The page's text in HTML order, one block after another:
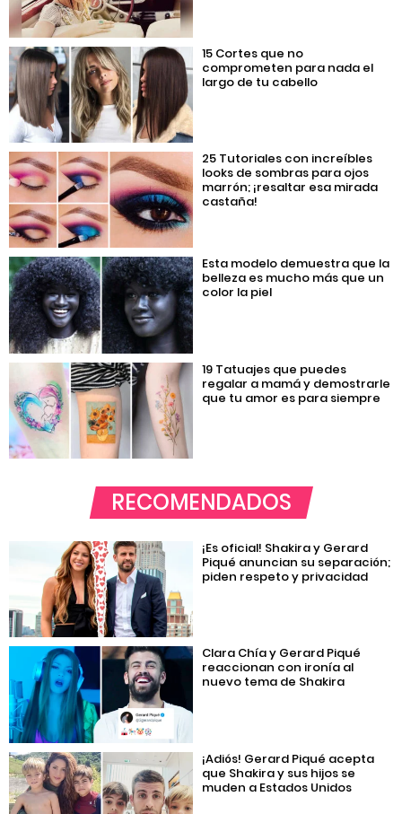
15 Cortes que no
comprometen para nada el
largo de tu cabello
25 Tutoriales con increíbles
looks de sombras para ojos
marrón; ¡resaltar esa mirada
castaña!
Esta modelo demuestra que la
belleza es mucho más que un
color la piel
19 Tatuajes que puedes
regalar a mamá y demostrarle
que tu amor es para siempre
RECOMENDADOS
¡Es oficial! Shakira y Gerard
Piqué anuncian su separación;
piden respeto y privacidad
Clara Chía y Gerard Piqué
reaccionan con ironía al
nuevo tema de Shakira
¡Adiós! Gerard Piqué acepta
que Shakira y sus hijos se
muden a Estados Unidos